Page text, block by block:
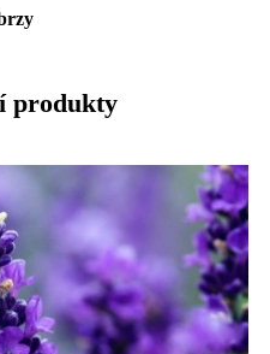
produkty